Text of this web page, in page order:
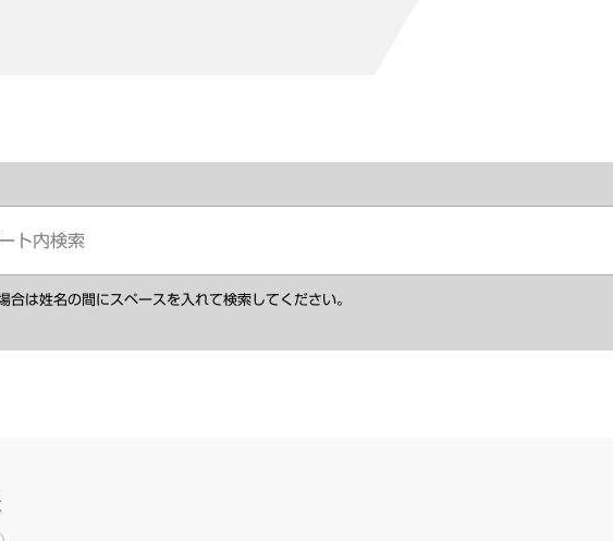
合は姓名の間にスペースを入れて検索してください。